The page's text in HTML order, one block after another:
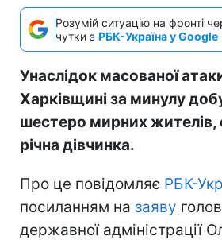
Розумій ситуацію на фронті
чутки з РБК-Україна у Google
Унаслідок масованої
Харківщині за минулу
шестеро мирних жителів,
річна дівчинка.
Про це повідомляє РБК-
посиланням на заяву
державної адміністрації